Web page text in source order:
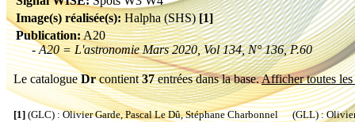
Image(s) réalisée(s):Halpha (SHS)[1]
Publication:A20
- A20 = L'astronomie Mars 2020, Vol 134, N° 136, P.60
Le catalogueDrcontient37entrées dans la base.Afficher toutes les
[1] (GLC) : Olivier Garde, Pascal Le Dû, Stéphane Charbonnel (GLL) :